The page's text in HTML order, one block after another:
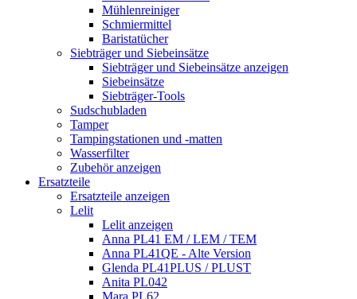
Mühlenreiniger
Schmiermittel
Baristatücher
Siebträger und Siebeinsätze
Siebträger und Siebeinsätze anzeigen
Siebeinsätze
Siebträger-Tools
Sudschubladen
Tamper
Tampingstationen und -matten
Wasserfilter
Zubehör anzeigen
Ersatzteile
Ersatzteile anzeigen
Lelit
Lelit anzeigen
Anna PL41 EM / LEM / TEM
Anna PL41QE - Alte Version
Glenda PL41PLUS / PLUST
Anita PL042
Mara PL62